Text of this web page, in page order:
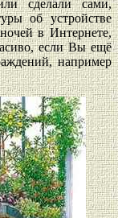
сделали сами,
об устройстве
в Интернете,
если Вы ещё
например